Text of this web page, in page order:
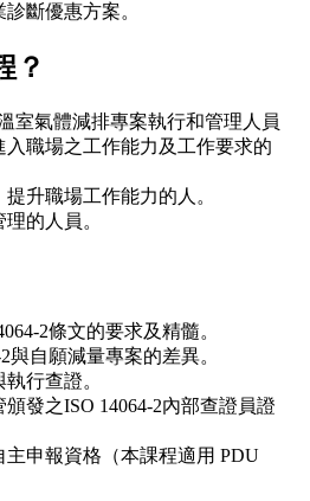
斷優惠方案。
？
室氣體減排專案執行和管理人員
職場之工作能力及工作要求的
升職場工作能力的人。
的人員。
2條文的要求及精髓。
與自願減量專案的差異。
行查證。
發之ISO 14064-2內部查證員證
申報資格（本課程適用 PDU